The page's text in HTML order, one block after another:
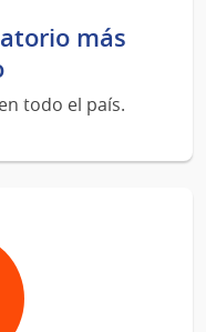
más
todo el país.